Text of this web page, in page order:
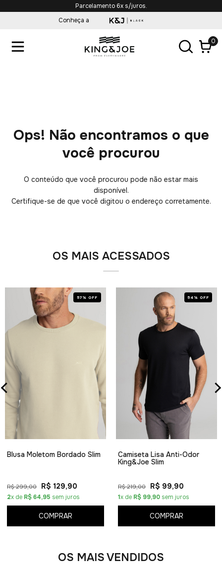
Frete Grátis em compras acima de R$349,90*
Conheça a
0
Ops! Não encontramos o que
você procurou
O conteúdo que você procurou pode não estar mais
disponível.
Certifique-se de que você digitou o endereço corretamente.
OS MAIS ACESSADOS
57% OFF
Blusa Moletom Bordado Slim
R$ 299,00 R$ 129,90
2x de R$ 64,95 sem juros
COMPRAR
54% OFF
Camiseta Lisa Anti-Odor
King&Joe Slim
R$ 219,00 R$ 99,90
1x de R$ 99,90 sem juros
COMPRAR
OS MAIS VENDIDOS